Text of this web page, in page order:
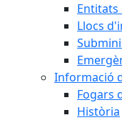
Entitats
Llocs
Informació
Fogars
Història